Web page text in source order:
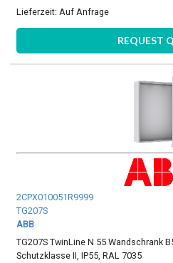
Lieferzeit:Auf Anfrage
REQUEST
2CPX010051R9999
TG207S
ABB
TG207S TwinLine N 55 Wandschrank
Schutzklasse II, IP55, RAL 7035